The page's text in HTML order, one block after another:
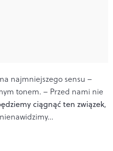
najmniejszego sensu –
tonem. – Przed nami nie
ciągnąć ten związek,